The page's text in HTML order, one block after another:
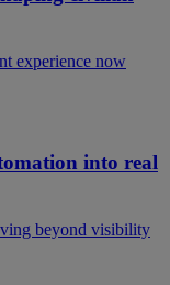
experience now
into real
beyond visibility